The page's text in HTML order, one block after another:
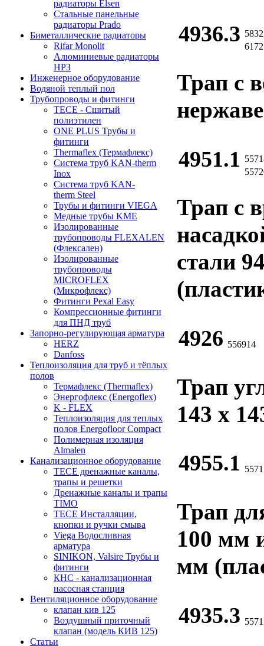
радиаторы Elsen
Стальные панельные
радиаторы Prado
Биметаллические радиаторы
Rifar Monolit
Алюминиевые радиаторы
НРЗ
Инженерное оборудование
Водяной теплый пол
Трубопроводы и фитинги
ТЕСЕ - Сшитый
полиэтилен
ONE PLUS Трубы и
фитинги
Thermaflex (Термафлекс)
Система труб KAN-therm
Inox
Система труб KAN-
therm Steel
Трубы и фитинги VIEGA
Медные трубы KME
Изолированные
трубопроводы FLEXALEN
(Флексален)
Изолированные
трубопроводы
MICROFLEX
(Микрофлекс)
Фитинги Pexal Easy
Компрессионные фитинги
для ПНД труб
Запорно-регулирующая арматура
HERZ
Danfoss
Теплоизоляция для труб и тёплых
полов
Термафлекс (Thermaflex)
Энергофлекс (Energoflex)
K - FLEX
Теплоизоляция для теплых
полов Energofloor Compact
Полимерная изоляция
Almalen
Канализационное оборудование
TECE дренажные каналы,
трапы и решетки
Дренажные каналы и трапы
TIMO
TECE Инсталляции,
кнопки и ручки смыва
Viega Водосливная
арматура
SINIKON, Valsire Трубы и
фитинги
КНС - канализационная
насосная станция
Вентиляционное оборудование
клапан кив 125
Воздушный приточный
клапан (модель КИВ 125)
Статьи
4936.3
Трап с
4951.1
Трап с
стали
4926 556914
Трап
143 х
4955.1
Трап
100 мм
мм
4935.3